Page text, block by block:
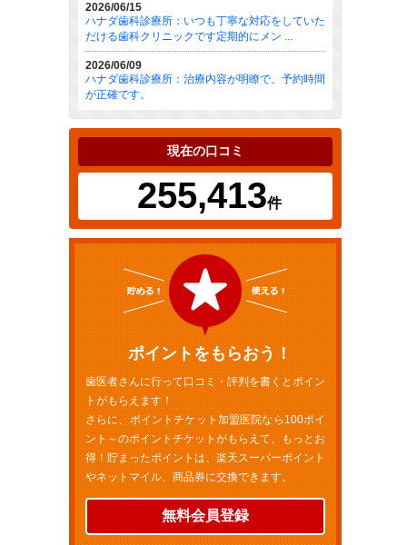
2026/06/15
ハナダ歯科診療所：いつも丁寧な対応をしていた
だける歯科クリニックです定期的にメン ...
2026/06/09
ハナダ歯科診療所：治療内容が明瞭で、予約時間
が正確です。
現在の口コミ
255,413件
ポイントをもらおう！
歯医者さんに行って口コミ・評判を書くとポイン
トがもらえます！
さらに、ポイントチケット加盟医院なら100ポイ
ント～のポイントチケットがもらえて、もっとお
得！貯まったポイントは、楽天スーパーポイント
やネットマイル、商品券に交換できます。
無料会員登録